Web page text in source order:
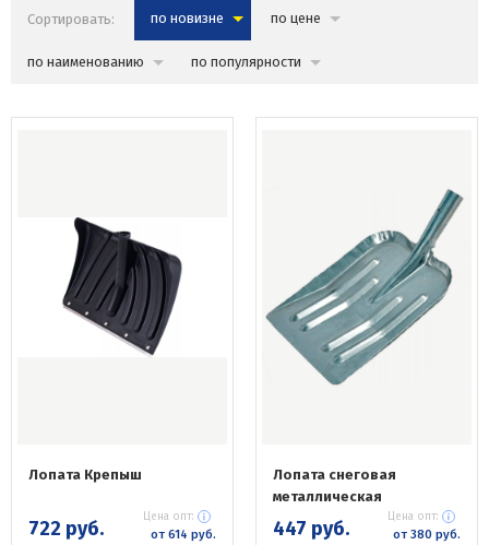
Сортировать: по новизне по цене
по наименованию по популярности
Лопата Крепыш
722 руб. Цена опт:
от 614 руб.
Лопата снеговая
металлическая
447 руб. Цена опт:
от 380 руб.